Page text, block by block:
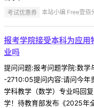
考试优惠券 本站小编 Free壹
报考学院接受本科为应用
业吗
提问问题:报考问题学院:数
-2710:05提问内容:请问今年
学科教学（数学）专业吗回
学！待教育部发布《2025年